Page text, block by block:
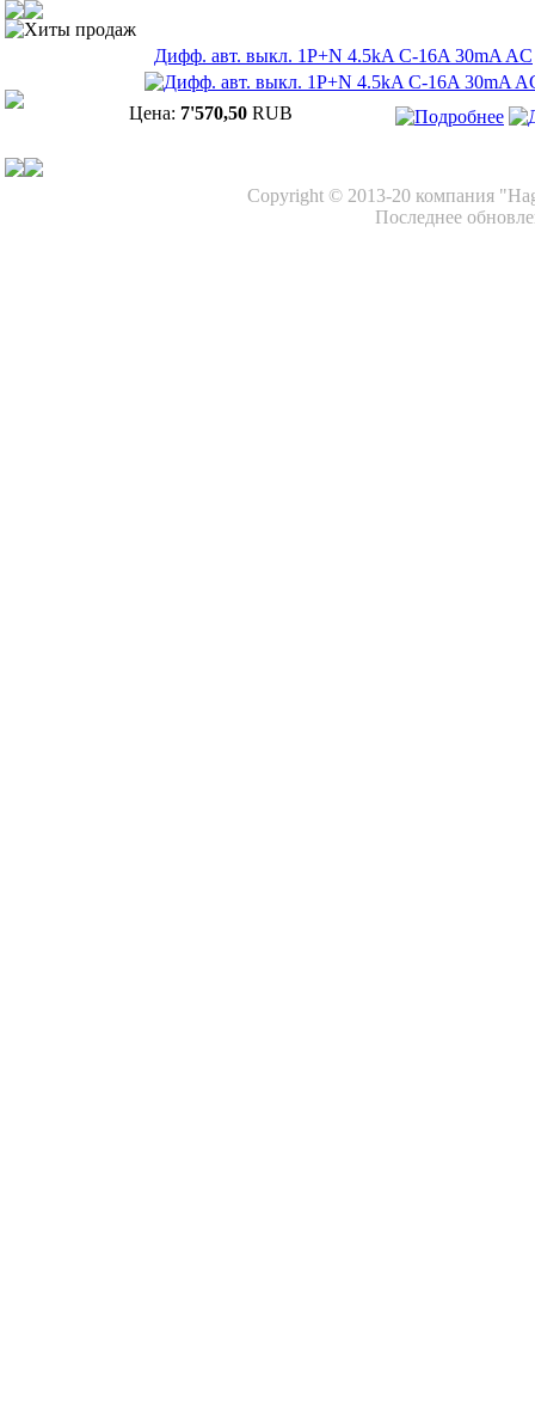
Хиты продаж
Дифф. авт. выкл. 1P+N 4.5kA C-16A 30mA AC
Цена: 7'570,50 RUB
Copyright © 2013-20 компания
Последнее